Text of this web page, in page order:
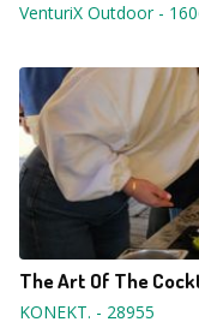
VenturiX Outdoor-
The Art Of The
KONEKT. - 28955